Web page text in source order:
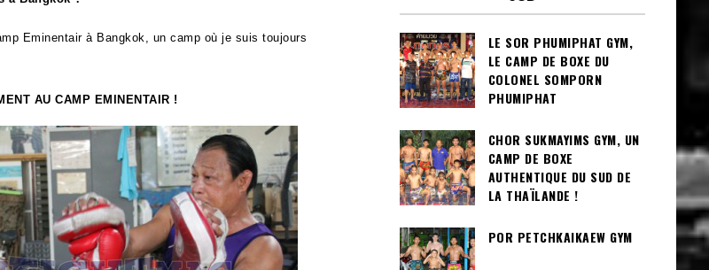
Eminentair à Bangkok, un camp où je suis toujours
AU CAMP EMINENTAIR !
LE SOR PHUMIPHAT GYM,
LE CAMP DE BOXE DU
COLONEL SOMPORN
PHUMIPHAT
CHOR SUKMAYIMS GYM, UN
CAMP DE BOXE
AUTHENTIQUE DU SUD DE
LA THAÏLANDE !
POR PETCHKAIKAEW GYM